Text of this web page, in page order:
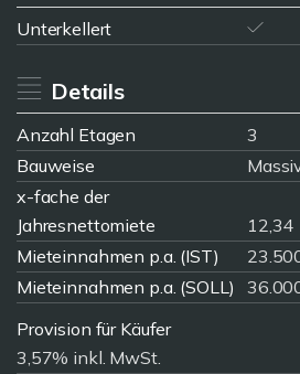
Unterkellert
Details
Anzahl Etagen
3
Bauweise
x-fache der
Jahresnettomiete
12,34
Mieteinnahmen p.a. (IST)
Mieteinnahmen p.a. (SOLL)
Provision für Käufer
3,57% inkl. MwSt.